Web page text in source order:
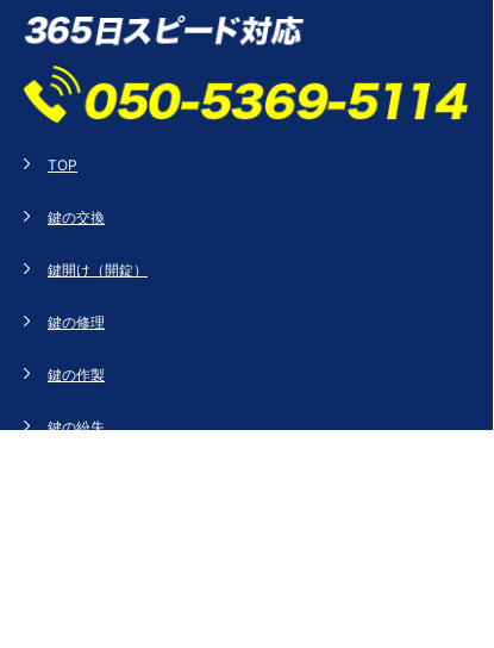
TOP
鍵の交換
鍵開け（開錠）
鍵の修理
鍵の作製
鍵の紛失